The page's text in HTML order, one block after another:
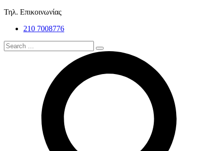
Τηλ. Επικοινωνίας
210 7008776